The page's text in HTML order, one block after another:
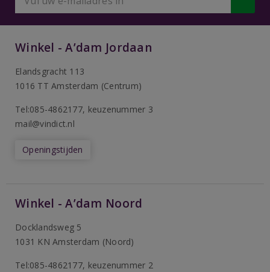
Winkel - A’dam Jordaan
Elandsgracht 113
1016 TT Amsterdam (Centrum)
Tel:085-4862177, keuzenummer 3
mail@vindict.nl
Openingstijden
Winkel - A’dam Noord
Docklandsweg 5
1031 KN Amsterdam (Noord)
Tel:085-4862177, keuzenummer 2